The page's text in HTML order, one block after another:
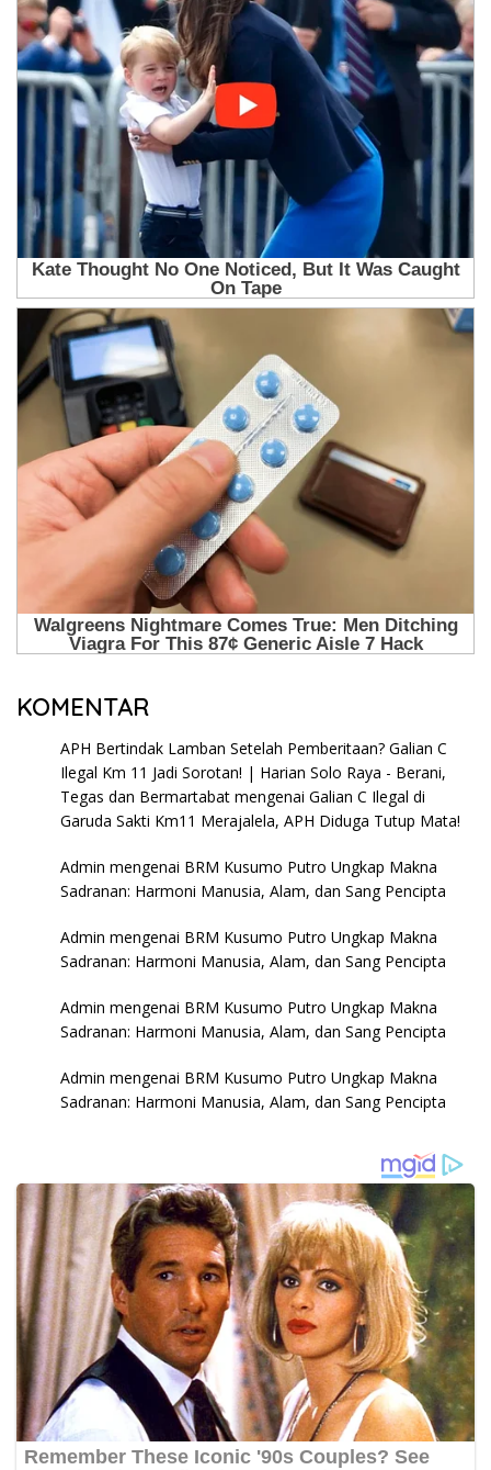
KOMENTAR
APH Bertindak Lamban Setelah Pemberitaan? Galian C
Ilegal Km 11 Jadi Sorotan! | Harian Solo Raya - Berani,
Tegas dan Bermartabat mengenai Galian C Ilegal di
Garuda Sakti Km11 Merajalela, APH Diduga Tutup Mata!
Admin mengenai BRM Kusumo Putro Ungkap Makna
Sadranan: Harmoni Manusia, Alam, dan Sang Pencipta
Admin mengenai BRM Kusumo Putro Ungkap Makna
Sadranan: Harmoni Manusia, Alam, dan Sang Pencipta
Admin mengenai BRM Kusumo Putro Ungkap Makna
Sadranan: Harmoni Manusia, Alam, dan Sang Pencipta
Admin mengenai BRM Kusumo Putro Ungkap Makna
Sadranan: Harmoni Manusia, Alam, dan Sang Pencipta